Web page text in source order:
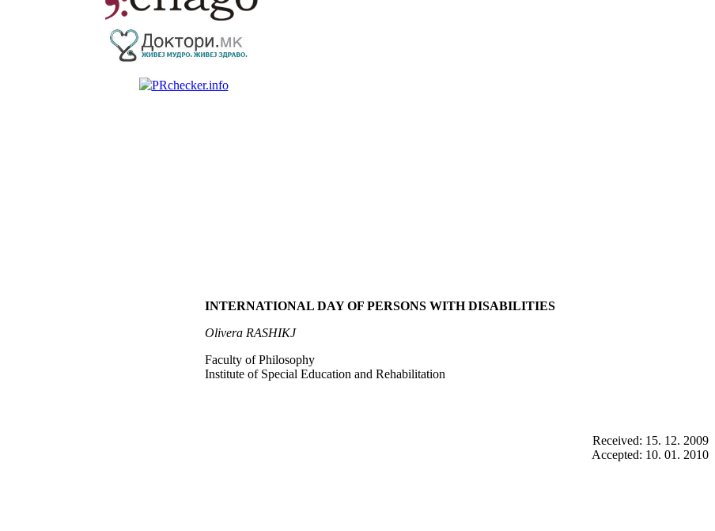
INTERNATIONAL DAY OF PERSONS WITH DISABILITIES
Olivera RASHIKJ
Faculty of Philosophy
Institute of Special Education and Rehabilitation
Received: 15. 12. 2009
Accepted: 10. 01. 2010